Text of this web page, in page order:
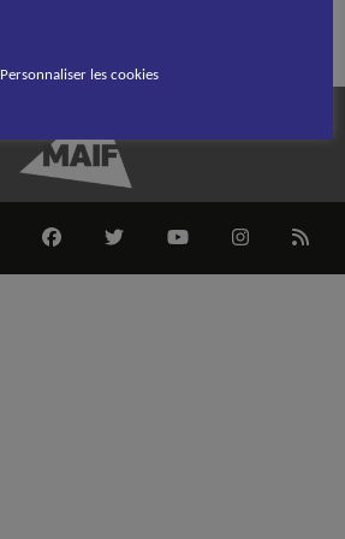
FACEBOOKTWITTERYOUTUBEINSTAGRAM
RSS
Personnaliser les cookies